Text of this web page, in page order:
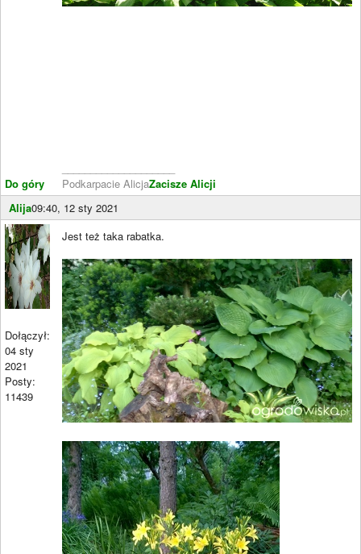
Do góry
Podkarpacie AlicjaZacisze Alicji
Alija09:40, 12 sty 2021
Dołączył:
04 sty
2021
Posty:
11439
Jest też taka rabatka.